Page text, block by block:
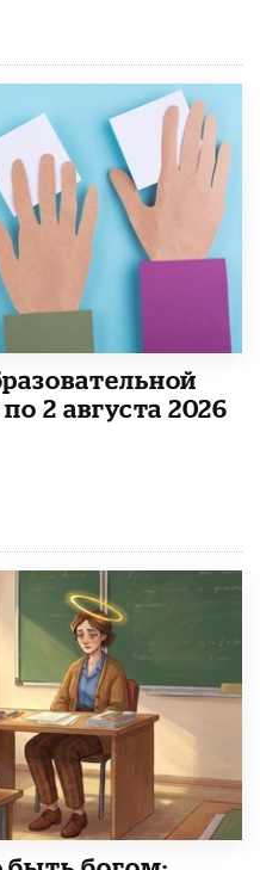
2 августа 2026